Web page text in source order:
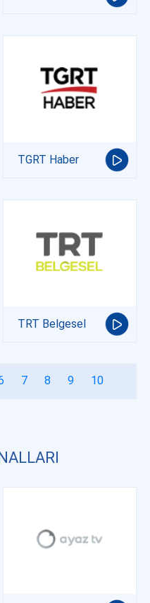
TGRT Haber
TRT Belgesel
7 8 9 10